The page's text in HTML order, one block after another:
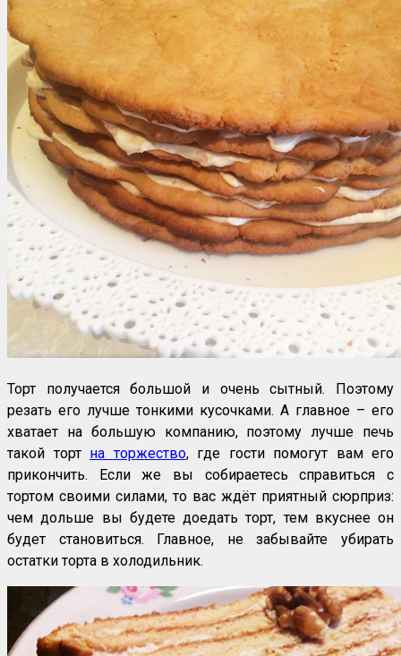
Торт получается большой и очень сытный. Поэтому
резать его лучше тонкими кусочками. А главное – его
хватает на большую компанию, поэтому лучше печь
такой торт на торжество, где гости помогут вам его
прикончить. Если же вы собираетесь справиться с
тортом своими силами, то вас ждёт приятный сюрприз:
чем дольше вы будете доедать торт, тем вкуснее он
будет становиться. Главное, не забывайте убирать
остатки торта в холодильник.